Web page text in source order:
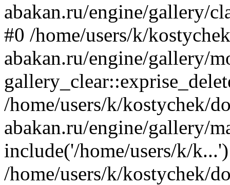
abakan.ru/engine/gallery/
#0 /home/users/k/
abakan.ru/engine/gallery/
/home/users/k/kostychek/
abakan.ru/engine/gallery/
include('/home/users/k/
/home/users/k/kostychek/